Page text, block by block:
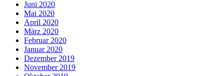
Juni 2020
Mai 2020
April 2020
März 2020
Februar 2020
Januar 2020
Dezember 2019
November 2019